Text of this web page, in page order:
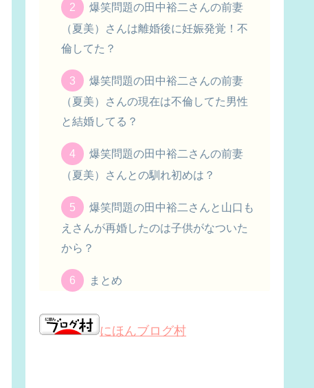
爆笑問題の田中裕二さんの前妻
（夏美）さんは離婚後に妊娠発覚！不
倫してた？
爆笑問題の田中裕二さんの前妻
（夏美）さんの現在は不倫してた男性
と結婚してる？
爆笑問題の田中裕二さんの前妻
（夏美）さんとの馴れ初めは？
爆笑問題の田中裕二さんと山口も
えさんが再婚したのは子供がなついた
から？
まとめ
にほんブログ村